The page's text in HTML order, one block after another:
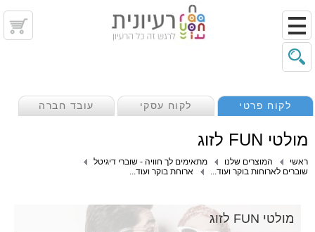
לקוח פרטי לקוח עסקי עובד חברה
מולטי FUN לזוג
ראשי המוצרים שלנו
מתאימים לך חוויה - שוברי דיגיטל
שוברים לארוחות בוקר ועוד...
ארוחת בוקר ועוד...
מולטי FUN לזוג